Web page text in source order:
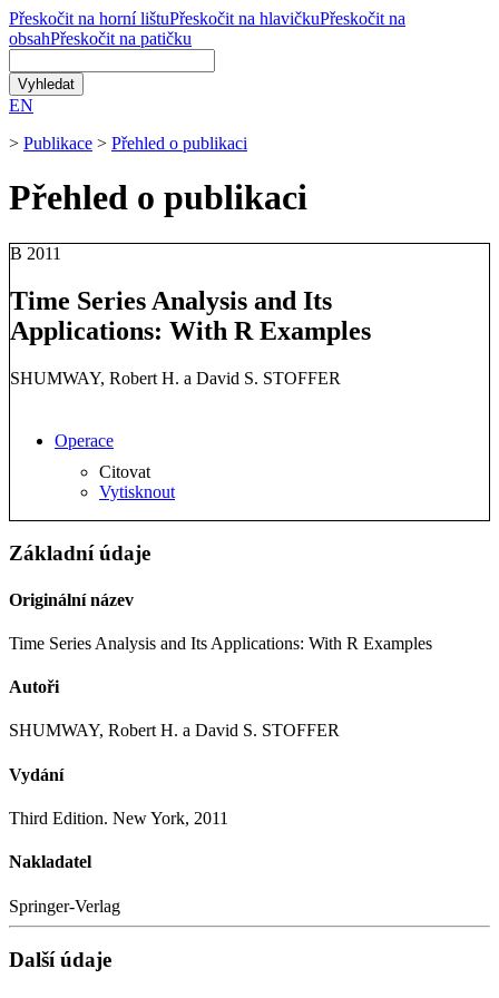
Přeskočit na horní lištuPřeskočit na hlavičkuPřeskočit na
obsahPřeskočit na patičku
EN
> Publikace > Přehled o publikaci
Přehled o publikaci
B 2011
Time Series Analysis and Its
Applications: With R Examples
SHUMWAY, Robert H. a David S. STOFFER
Operace
Citovat
Vytisknout
Základní údaje
Originální název
Time Series Analysis and Its Applications: With R Examples
Autoři
SHUMWAY, Robert H. a David S. STOFFER
Vydání
Third Edition. New York, 2011
Nakladatel
Springer-Verlag
Další údaje